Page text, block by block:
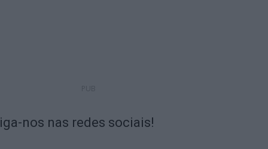
nos nas redes sociais!